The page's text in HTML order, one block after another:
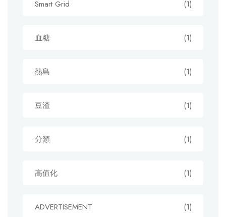
Smart Grid (1)
血糖 (1)
熱島 (1)
豆渣 (1)
分類 (1)
高值化 (1)
ADVERTISEMENT (1)